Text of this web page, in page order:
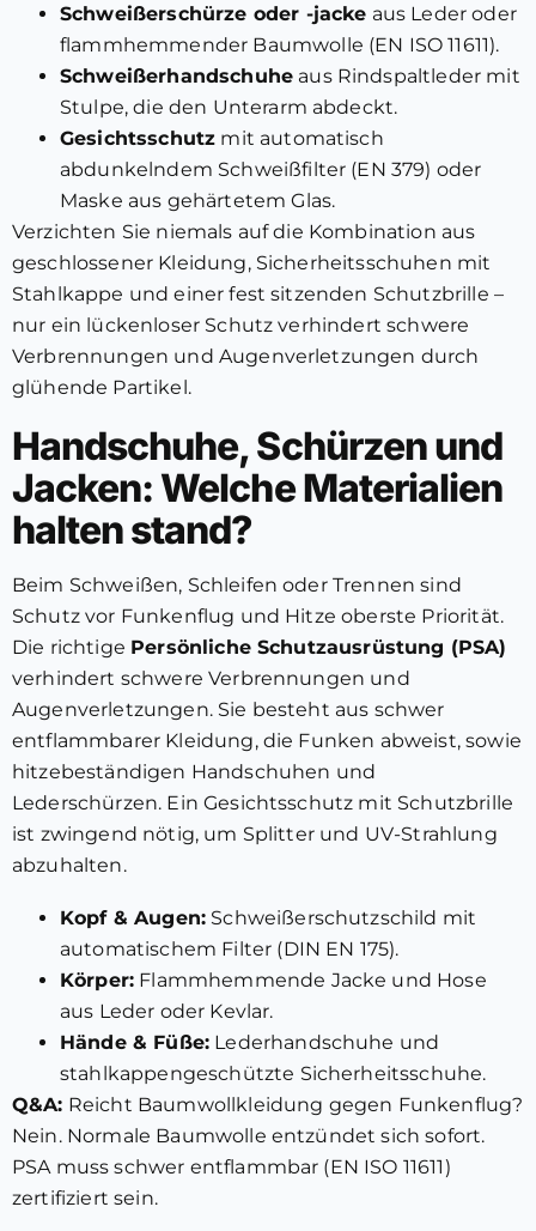
Schweißerschürze oder -jacke aus Leder oder
flammhemmender Baumwolle (EN ISO 11611).
Schweißerhandschuhe aus Rindspaltleder mit
Stulpe, die den Unterarm abdeckt.
Gesichtsschutz mit automatisch
abdunkelndem Schweißfilter (EN 379) oder
Maske aus gehärtetem Glas.
Verzichten Sie niemals auf die Kombination aus
geschlossener Kleidung, Sicherheitsschuhen mit
Stahlkappe und einer fest sitzenden Schutzbrille –
nur ein lückenloser Schutz verhindert schwere
Verbrennungen und Augenverletzungen durch
glühende Partikel.
Handschuhe, Schürzen und
Jacken: Welche Materialien
halten stand?
Beim Schweißen, Schleifen oder Trennen sind
Schutz vor Funkenflug und Hitze oberste Priorität.
Die richtige Persönliche Schutzausrüstung (PSA)
verhindert schwere Verbrennungen und
Augenverletzungen. Sie besteht aus schwer
entflammbarer Kleidung, die Funken abweist, sowie
hitzebeständigen Handschuhen und
Lederschürzen. Ein Gesichtsschutz mit Schutzbrille
ist zwingend nötig, um Splitter und UV-Strahlung
abzuhalten.
Kopf & Augen: Schweißerschutzschild mit
automatischem Filter (DIN EN 175).
Körper: Flammhemmende Jacke und Hose
aus Leder oder Kevlar.
Hände & Füße: Lederhandschuhe und
stahlkappengeschützte Sicherheitsschuhe.
Q&A: Reicht Baumwollkleidung gegen Funkenflug?
Nein. Normale Baumwolle entzündet sich sofort.
PSA muss schwer entflammbar (EN ISO 11611)
zertifiziert sein.